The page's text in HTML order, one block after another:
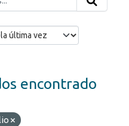
encontrado